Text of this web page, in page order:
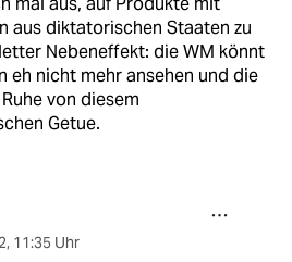
aus diktatorischen Staaten zu
Nebeneffekt: die WM könnt
eh nicht mehr ansehen und die
von diesem
Getue.
, 11:35 Uhr